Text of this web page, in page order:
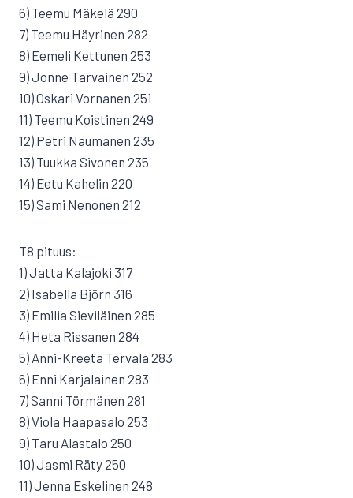
6) Teemu Mäkelä 290
7) Teemu Häyrinen 282
8) Eemeli Kettunen 253
9) Jonne Tarvainen 252
10) Oskari Vornanen 251
11) Teemu Koistinen 249
12) Petri Naumanen 235
13) Tuukka Sivonen 235
14) Eetu Kahelin 220
15) Sami Nenonen 212
T8 pituus:
1) Jatta Kalajoki 317
2) Isabella Björn 316
3) Emilia Sieviläinen 285
4) Heta Rissanen 284
5) Anni-Kreeta Tervala 283
6) Enni Karjalainen 283
7) Sanni Törmänen 281
8) Viola Haapasalo 253
9) Taru Alastalo 250
10) Jasmi Räty 250
11) Jenna Eskelinen 248